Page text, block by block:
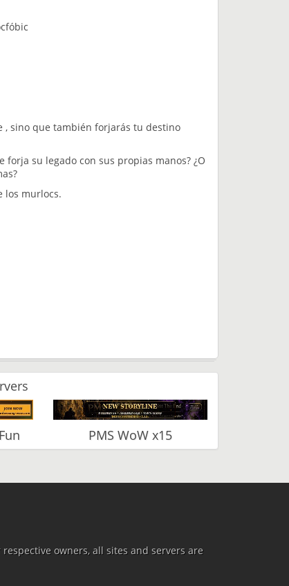
, sino que también forjarás tu destino
forja su legado con sus propias manos? ¿O
los murlocs.
PMS WoW x15
owners, all sites and servers are